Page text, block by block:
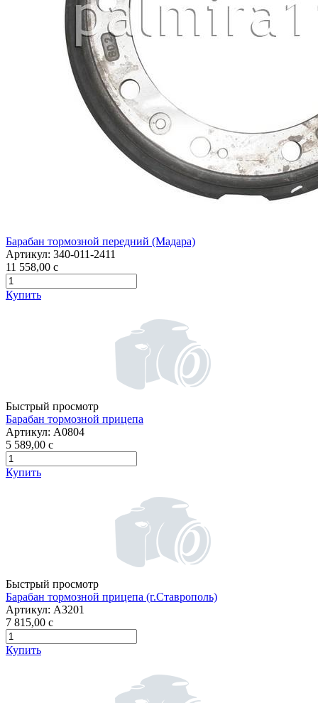
Барабан тормозной передний (Мадара)
Артикул: 340-011-2411
11 558,00 c
Купить
Быстрый просмотр
Барабан тормозной прицепа
Артикул: А0804
5 589,00 c
Купить
Быстрый просмотр
Барабан тормозной прицепа (г.Ставрополь)
Артикул: А3201
7 815,00 c
Купить